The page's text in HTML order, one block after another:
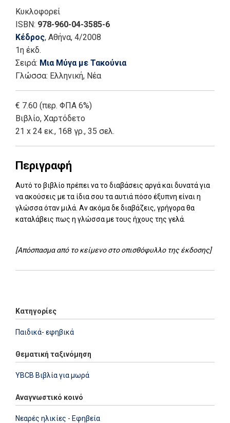
Κυκλοφορεί
ISBN: 978-960-04-3585-6
Κέδρος, Αθήνα, 4/2008
1η έκδ.
Σειρά: Μια Μύγα με Τακούνια
Γλώσσα: Ελληνική, Νέα
€ 7.60 (περ. ΦΠΑ 6%)
Βιβλίο, Χαρτόδετο
21 x 24 εκ., 168 γρ., 35 σελ.
Περιγραφή
Αυτό το βιβλίο πρέπει να το διαβάσεις αργά και δυνατά για
να ακούσεις με τα ίδια σου τα αυτιά πόσο έξυπνη είναι η
γλώσσα όταν μιλά. Αν ακόμα δε διαβάζεις, γρήγορα θα
καταλάβεις πως η γλώσσα με τους ήχους της γελά.
[Απόσπασμα από το κείμενο στο οπισθόφυλλο της έκδοσης]
Κατηγορίες
Παιδικά- εφηβικά
Θεματική ταξινόμηση
YBCB Βιβλία για μωρά
Αναγνωστικό κοινό
Νεαρές ηλικίες - Εφηβεία